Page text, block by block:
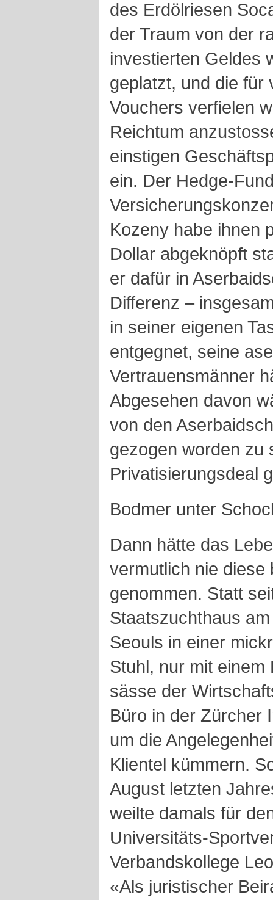
des Erdölriesen
der Traum von der
investierten Geldes
geplatzt, und die für
Vouchers verfielen
Reichtum
einstigen
ein. Der Hedge-
Kozeny habe ihnen
Dollar abgeknöpft
er dafür in
Differenz –
in seiner eigenen
entgegnet, seine
Vertrauensmänner
Abgesehen davon
von den
gezogen worden zu
Privatisierungsdeal
Bodmer unter
Dann hätte das
vermutlich nie diese
genommen. Statt
Staatszuchthaus
Seouls in einer
Stuhl, nur mit
sässe der
Büro in der Zürcher
um die
Klientel kümmern.
August letzten
weilte damals für
Universitäts-
Verbandskollege
«Als juristischer